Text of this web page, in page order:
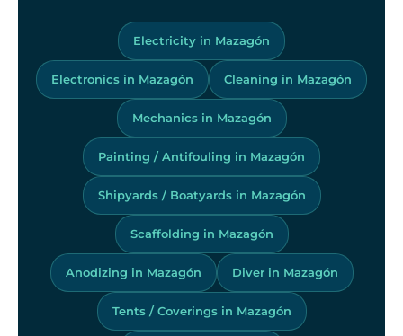
Electricity in Mazagón
Electronics in Mazagón Cleaning in Mazagón
Mechanics in Mazagón
Painting / Antifouling in Mazagón
Shipyards / Boatyards in Mazagón
Scaffolding in Mazagón
Anodizing in Mazagón Diver in Mazagón
Tents / Coverings in Mazagón